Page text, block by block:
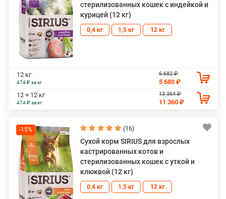
стерилизованных кошек с индейкой и
курицей (12 кг)
0,4 кг 1,5 кг 12 кг
12 кг
474 ₽ за кг
6 682 ₽
5 680 ₽
12 + 12 кг
474 ₽ за кг
13 364 ₽
11 360 ₽
-15% (16)
Сухой корм SIRIUS для взрослых
кастрированных котов и
стерилизованных кошек с уткой и
клюквой (12 кг)
0,4 кг 1,5 кг 12 кг